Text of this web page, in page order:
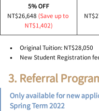
5% OFF
NT$26,648 (Save up to
NT$1,402)
Original Tuition: NT$28,050
New Student Registration
3. Referral
Only available for new
Spring Term 2022